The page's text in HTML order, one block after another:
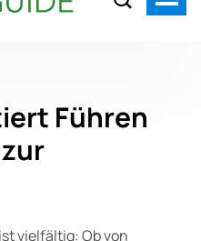
Führen
vielfältig: Ob von